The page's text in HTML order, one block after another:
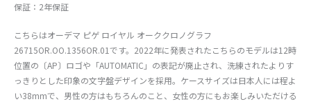
保証：2年保証
こちらはオーデマ ピゲ ロイヤル オーククロノグラフ
26715OR.OO.1356OR.01です。2022年に発表されたこちらのモデルは12時
位置の〔AP〕ロゴや「AUTOMATIC」の表記が廃止され、洗練されたよりす
っきりとした印象の文字盤デザインを採用。ケースサイズは日本人には程よ
い38mmで、男性の方はもちろんのこと、女性の方にもお楽しみいただける